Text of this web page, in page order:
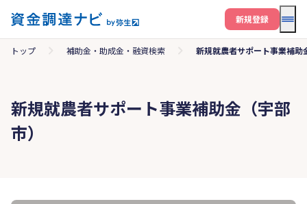
メ
新規登録
トップ 補助金・助成金・融資検索 新規就農者サポート事業補助
新規就農者サポート事業補助金（宇部
市）